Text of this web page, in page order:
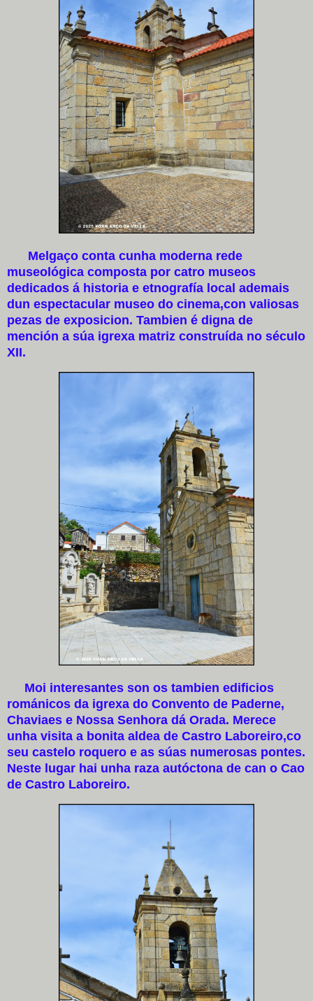
Melgaço conta cunha moderna rede
museológica composta por catro museos
dedicados á historia e etnografía local ademais
dun espectacular museo do cinema,con valiosas
pezas de exposicion. Tambien é digna de
mención a súa igrexa matriz construída no século
XII.
Moi interesantes son os tambien edificios
románicos da igrexa do Convento de Paderne,
Chaviaes e Nossa Senhora dá Orada. Merece
unha visita a bonita aldea de Castro Laboreiro,co
seu castelo roquero e as súas numerosas pontes.
Neste lugar hai unha raza autóctona de can o Cao
de Castro Laboreiro.